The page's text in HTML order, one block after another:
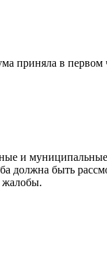
приняла в первом
и
должна быть
жалобы.